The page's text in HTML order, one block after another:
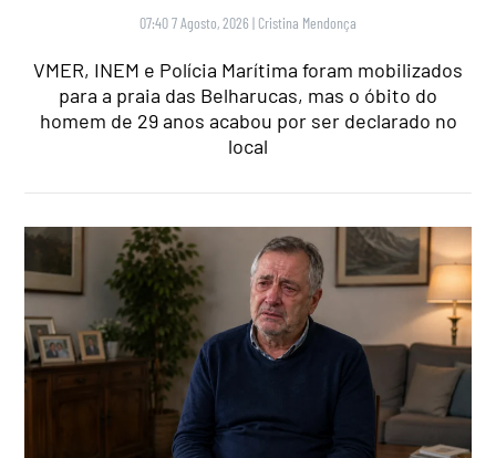
07:40 7 Agosto, 2026 | Cristina Mendonça
VMER, INEM e Polícia Marítima foram mobilizados
para a praia das Belharucas, mas o óbito do
homem de 29 anos acabou por ser declarado no
local